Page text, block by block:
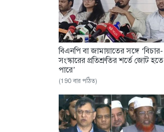
বিএনপি বা জামায়াতের সঙ্গে ‘বিচার-
সংস্কারের প্রতিশ্রুতির শর্তে জোট হতে
পারে’
(190 বার পঠিত)